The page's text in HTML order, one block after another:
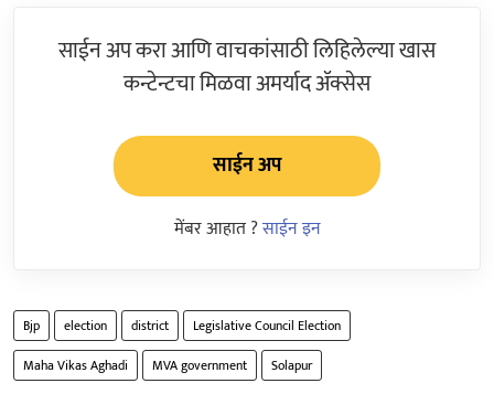
साईन अप करा आणि वाचकांसाठी लिहिलेल्या खास
कन्टेन्टचा मिळवा अमर्याद ॲक्सेस
साईन अप
मेंबर आहात ?साईन इन
Bjp election district
Legislative Council Election
Maha Vikas Aghadi
MVA government Solapur